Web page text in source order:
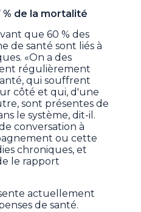
% de la mortalité
que 60 % des
de santé sont liés à
«On a des
régulièrement
qui souffrent
côté et qui, d'une
sont présentes de
le système, dit-il.
conversation à
ou cette
chroniques, et
le rapport
actuellement
de santé.